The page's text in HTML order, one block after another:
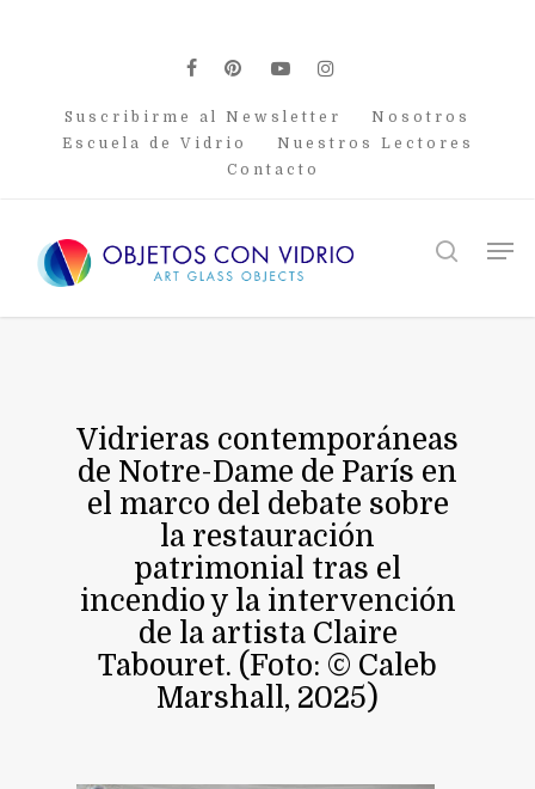
facebook
pinterest
youtubeinstagram
Suscribirme al Newsletter
Nosotros
Escuela de Vidrio
Nuestros Lectores
Contacto
search
Vidrieras contemporáneas
de Notre-Dame de París en
el marco del debate sobre
la restauración
patrimonial tras el
incendio y la intervención
de la artista Claire
Tabouret. (Foto: © Caleb
Marshall, 2025)